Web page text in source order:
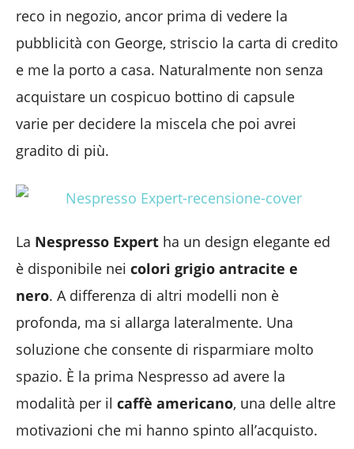
reco in negozio, ancor prima di vedere la
pubblicità con George, striscio la carta di credito
e me la porto a casa. Naturalmente non senza
acquistare un cospicuo bottino di capsule
varie per decidere la miscela che poi avrei
gradito di più.
La Nespresso Expert ha un design elegante ed
è disponibile nei colori grigio antracite e
nero. A differenza di altri modelli non è
profonda, ma si allarga lateralmente. Una
soluzione che consente di risparmiare molto
spazio. È la prima Nespresso ad avere la
modalità per il caffè americano, una delle altre
motivazioni che mi hanno spinto all’acquisto.